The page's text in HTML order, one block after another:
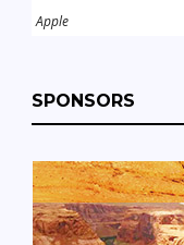
Apple
SPONSORS